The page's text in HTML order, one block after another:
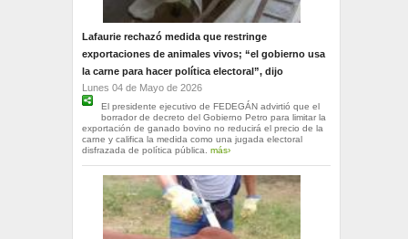
Lafaurie rechazó medida que restringe
exportaciones de animales vivos; “el gobierno usa
la carne para hacer política electoral”, dijo
Lunes 04 de Mayo de 2026
El presidente ejecutivo de FEDEGÁN advirtió que el
borrador de decreto del Gobierno Petro para limitar la
exportación de ganado bovino no reducirá el precio de la
carne y califica la medida como una jugada electoral
disfrazada de política pública. más›